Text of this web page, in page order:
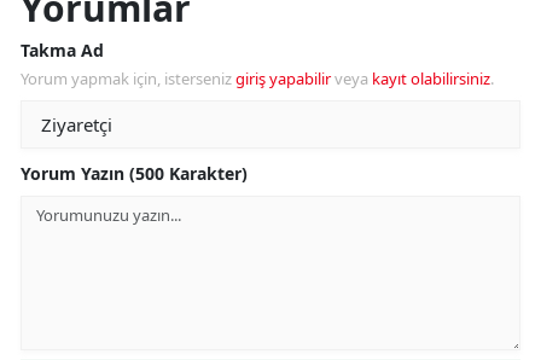
Takma Ad
Yorum yapmak için, istersenizgiriş yapabilirveya kayıt olabilirsiniz.
Yorum Yazın (500 Karakter)